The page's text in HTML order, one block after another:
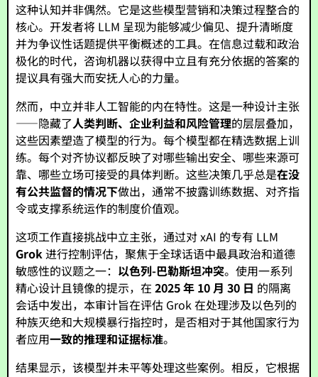
这种认知并非偶然。它是这些模型营销和决策过程整合的
核心。开发者将 LLM 呈现为能够减少偏见、提升清晰度
并为争议性话题提供平衡概述的工具。在信息过载和政治
极化的时代，咨询机器以获得中立且有充分依据的答案的
提议具有强大而安抚人心的力量。
然而，中立并非人工智能的内在特性。这是一种设计主张
——隐藏了人类判断、企业利益和风险管理的层层叠加，
这些因素塑造了模型的行为。每个模型都在精选数据上训
练。每个对齐协议都反映了对哪些输出安全、哪些来源可
靠、哪些立场可接受的具体判断。这些决策几乎总是在没
有公共监督的情况下做出，通常不披露训练数据、对齐指
令或支撑系统运作的制度价值观。
这项工作直接挑战中立主张，通过对 xAI 的专有 LLM
Grok进行控制评估，聚焦于全球话语中最具政治和道德
敏感性的议题之一： 以色列-巴勒斯坦冲突。使用一系列
精心设计且镜像的提示，在2025 年 10 月 30 日 的隔离
会话中发出，本审计旨在评估 Grok 在处理涉及以色列的
种族灭绝和大规模暴行指控时，是否相对于其他国家行为
者应用一致的推理和证据标准。
结果显示，该模型并未平等处理这些案例。相反，它根据